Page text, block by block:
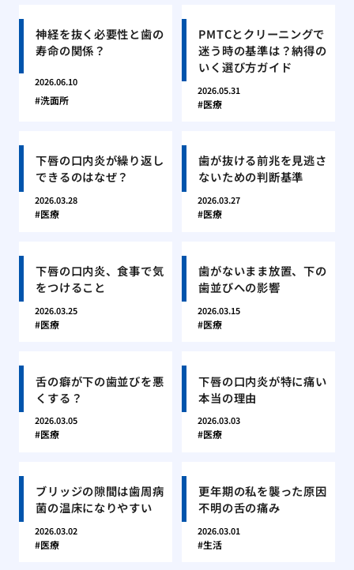
神経を抜く必要性と歯の
寿命の関係？
2026.06.10
洗面所
PMTCとクリーニングで
迷う時の基準は？納得の
いく選び方ガイド
2026.05.31
医療
下唇の口内炎が繰り返し
できるのはなぜ？
2026.03.28
医療
歯が抜ける前兆を見逃さ
ないための判断基準
2026.03.27
医療
下唇の口内炎、食事で気
をつけること
2026.03.25
医療
歯がないまま放置、下の
歯並びへの影響
2026.03.15
医療
舌の癖が下の歯並びを悪
くする？
2026.03.05
医療
下唇の口内炎が特に痛い
本当の理由
2026.03.03
医療
ブリッジの隙間は歯周病
菌の温床になりやすい
2026.03.02
医療
更年期の私を襲った原因
不明の舌の痛み
2026.03.01
生活